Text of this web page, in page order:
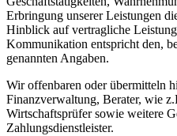
Erbringung unserer Leistungen
Hinblick auf vertragliche
Kommunikation entspricht den,
genannten Angaben.
Wir offenbaren oder übermitteln
Finanzverwaltung, Berater, wie
Wirtschaftsprüfer sowie weitere
Zahlungsdienstleister.